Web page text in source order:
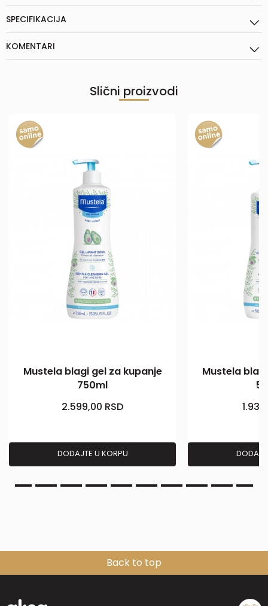
SPECIFIKACIJA
KOMENTARI
Slični proizvodi
Mustela blagi gel za kupanje
750ml
2.599,00 RSD
DODAJTE U KORPU
Mustela
Back to top